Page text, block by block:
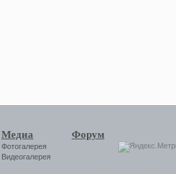
Медиа
Фотогалерея
Видеогалерея
Форум